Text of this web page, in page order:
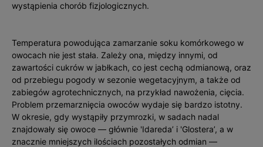
wystąpienia chorób fizjologicznych.
Temperatura powodująca zamarzanie soku komórkowego w
owocach nie jest stała. Zależy ona, między innymi, od
zawartości cukrów w jabłkach, co jest cechą odmianową, oraz
od przebiegu pogody w sezonie wegetacyjnym, a także od
zabiegów agrotechnicznych, na przykład nawożenia, cięcia.
Problem przemarznięcia owoców wydaje się bardzo istotny.
W okresie, gdy wystąpiły przymrozki, w sadach nadal
znajdowały się owoce — głównie 'Idareda’ i 'Glostera’, a w
znacznie mniejszych ilościach pozostałych odmian —